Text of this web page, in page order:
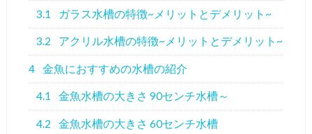
3.1 ガラス水槽の特徴~メリットとデメリット~
3.2 アクリル水槽の特徴~メリットとデメリット~
4 金魚におすすめの水槽の紹介
4.1 金魚水槽の大きさ 90センチ水槽～
4.2 金魚水槽の大きさ 60センチ水槽